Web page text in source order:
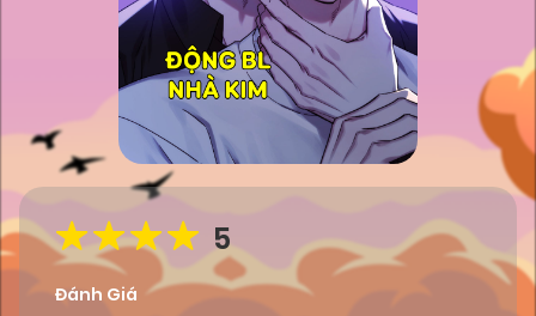
5
Đánh Giá